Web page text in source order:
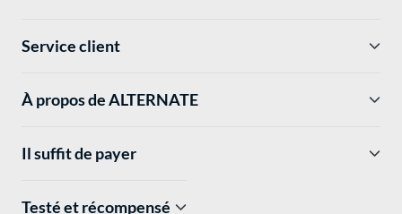
Service client
À propos de ALTERNATE
Il suffit de payer
Testé et récompensé